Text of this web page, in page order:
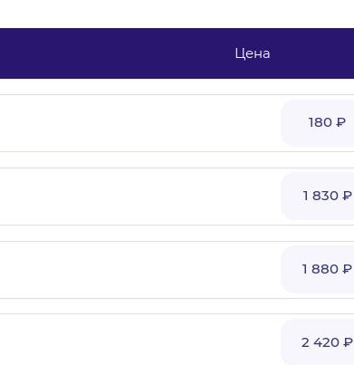
Цена
180 ₽
1 830 ₽
1 880 ₽
2 420 ₽